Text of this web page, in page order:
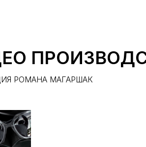
РОМАНА МАГАРШАК